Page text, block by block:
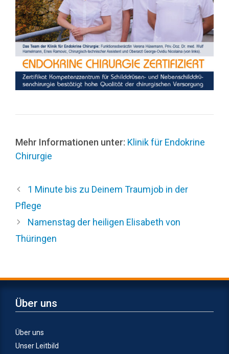
Mehr Informationen unter: Klinik für Endokrine
Chirurgie
1 Minute bis zu Deinem Traumjob in der
Pflege
Namenstag der heiligen Elisabeth von
Thüringen
Über uns
Über uns
Unser Leitbild